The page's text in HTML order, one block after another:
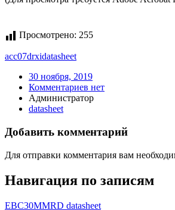
Просмотрено: 255
acc07drxidatasheet
30 ноября, 2019
Комментариев нет
Администратор
datasheet
Добавить комментарий
Для отправки комментария вам
Навигация по записям
EBC30MMRD datasheet